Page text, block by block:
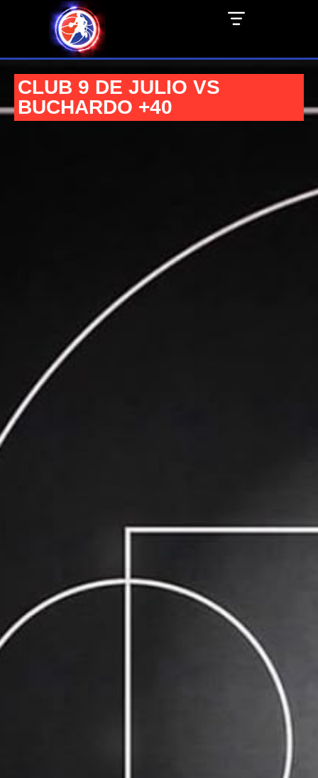
CLUB 9 DE JULIO VS
BUCHARDO +40